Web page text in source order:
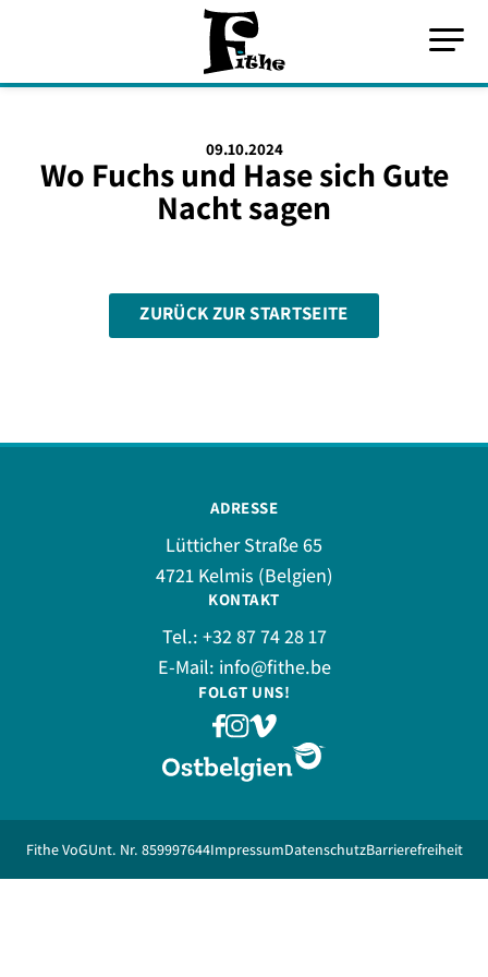
09.10.2024
Wo Fuchs und Hase sich Gute
Nacht sagen
ZURÜCK ZUR STARTSEITE
ADRESSE
Lütticher Straße 65
4721 Kelmis (Belgien)
KONTAKT
Tel.: +32 87 74 28 17
E-Mail: info@fithe.be
FOLGT UNS!
Fithe VoGUnt. Nr. 859997644ImpressumDatenschutzBarrierefreiheit